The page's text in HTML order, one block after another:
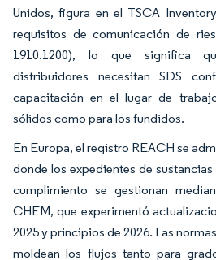
Unidos, figura en el TSCA
requisitos de comunicación de
1910.1200), lo que significa
distribuidores necesitan SDS
capacitación en el lugar de
sólidos como para los fundidos.
En Europa, el registro REACH se
donde los expedientes de
cumplimiento se gestionan
CHEM, que experimentó
2025 y principios de 2026. Las
moldean los flujos tanto para